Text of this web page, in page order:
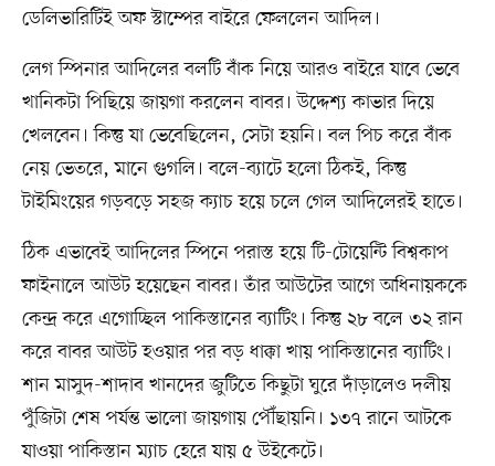
ডেলিভারিটিই অফ স্টাম্পের বাইরে ফেললেন আদিল।
লেগ স্পিনার আদিলের বলটি বাঁক নিয়ে আরও বাইরে যাবে ভেবে
খানিকটা পিছিয়ে জায়গা করলেন বাবর। উদ্দেশ্য কাভার দিয়ে
খেলবেন। কিন্তু যা ভেবেছিলেন, সেটা হয়নি। বল পিচ করে বাঁক
নেয় ভেতরে, মানে গুগলি। বলে-ব্যাটে হলো ঠিকই, কিন্তু
টাইমিংয়ের গড়বড়ে সহজ ক্যাচ হয়ে চলে গেল আদিলেরই হাতে।
ঠিক এভাবেই আদিলের স্পিনে পরাস্ত হয়ে টি-টোয়েন্টি বিশ্বকাপ
ফাইনালে আউট হয়েছেন বাবর। তাঁর আউটের আগে অধিনায়ককে
কেন্দ্র করে এগোচ্ছিল পাকিস্তানের ব্যাটিং। কিন্তু ২৮ বলে ৩২ রান
করে বাবর আউট হওয়ার পর বড় ধাক্কা খায় পাকিস্তানের ব্যাটিং।
শান মাসুদ-শাদাব খানদের জুটিতে কিছুটা ঘুরে দাঁড়ালেও দলীয়
পুঁজিটা শেষ পর্যন্ত ভালো জায়গায় পৌঁছায়নি। ১৩৭ রানে আটকে
যাওয়া পাকিস্তান ম্যাচ হেরে যায় ৫ উইকেটে।